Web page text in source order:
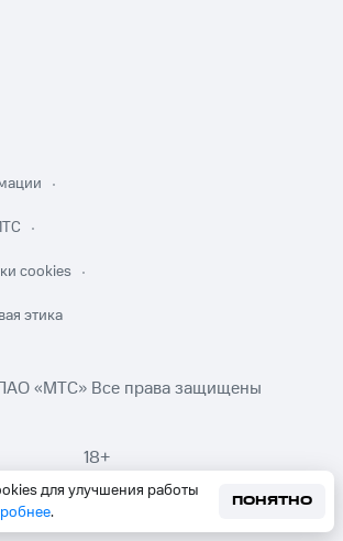
для улучшения работы
.
ПОНЯТНО
cookies
этика
«МТС» Все права защищены
18+